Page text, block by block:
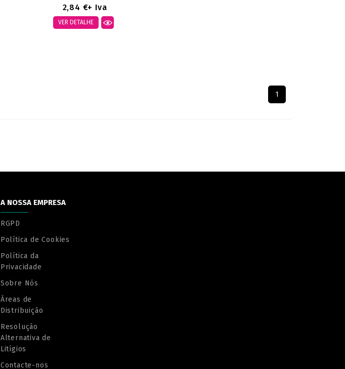
2,84 €+ Iva
VER DETALHE
1
A NOSSA EMPRESA
RGPD
Política de Cookies
Política da
Privacidade
Sobre Nós
Áreas de
Distribuição
Resolução
Alternativa de
Litígios
Contacte-nos